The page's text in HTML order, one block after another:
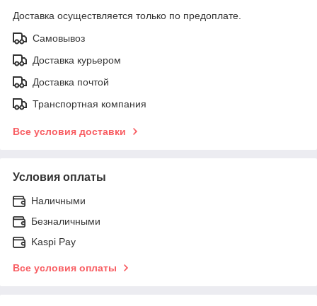
Доставка осуществляется только по предоплате.
Самовывоз
Доставка курьером
Доставка почтой
Транспортная компания
Все условия доставки
Условия оплаты
Наличными
Безналичными
Kaspi Pay
Все условия оплаты